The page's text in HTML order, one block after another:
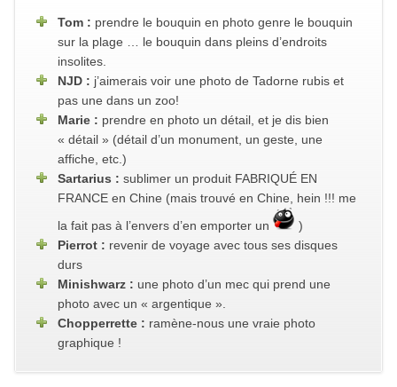
Tom : prendre le bouquin en photo genre le bouquin
sur la plage … le bouquin dans pleins d’endroits
insolites.
NJD : j’aimerais voir une photo de Tadorne rubis et
pas une dans un zoo!
Marie : prendre en photo un détail, et je dis bien
« détail » (détail d’un monument, un geste, une
affiche, etc.)
Sartarius : sublimer un produit FABRIQUÉ EN
FRANCE en Chine (mais trouvé en Chine, hein !!! me
la fait pas à l’envers d’en emporter un
)
Pierrot : revenir de voyage avec tous ses disques
durs
Minishwarz : une photo d’un mec qui prend une
photo avec un « argentique ».
Chopperrette : ramène-nous une vraie photo
graphique !